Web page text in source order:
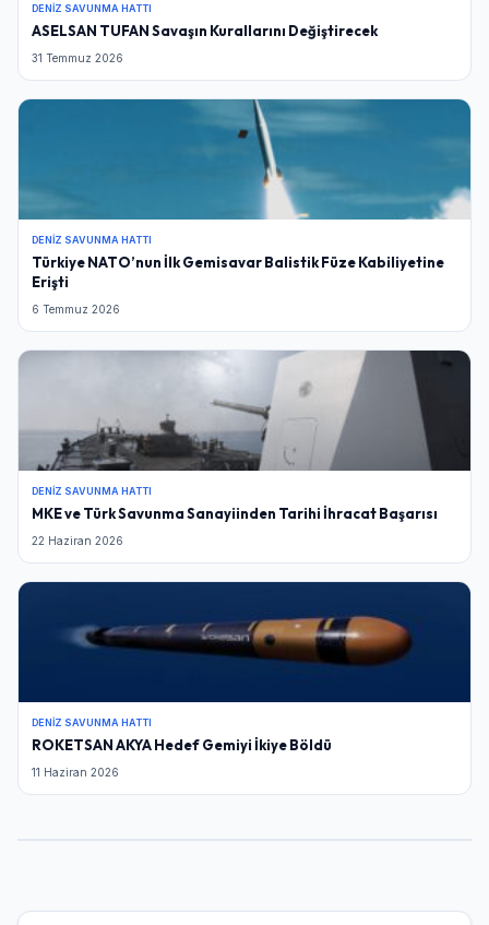
DENIZ SAVUNMA HATTI
ASELSAN TUFAN Savaşın Kurallarını Değiştirecek
31 Temmuz 2026
DENIZ SAVUNMA HATTI
Türkiye NATO’nun İlk Gemisavar Balistik Füze Kabiliyetine
Erişti
6 Temmuz 2026
DENIZ SAVUNMA HATTI
MKE ve Türk Savunma Sanayiinden Tarihi İhracat Başarısı
22 Haziran 2026
DENIZ SAVUNMA HATTI
ROKETSAN AKYA Hedef Gemiyi İkiye Böldü
11 Haziran 2026